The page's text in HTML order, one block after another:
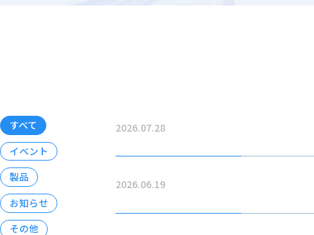
すべて
イベント
製品
お知らせ
その他
2026.07.28
2026.06.19